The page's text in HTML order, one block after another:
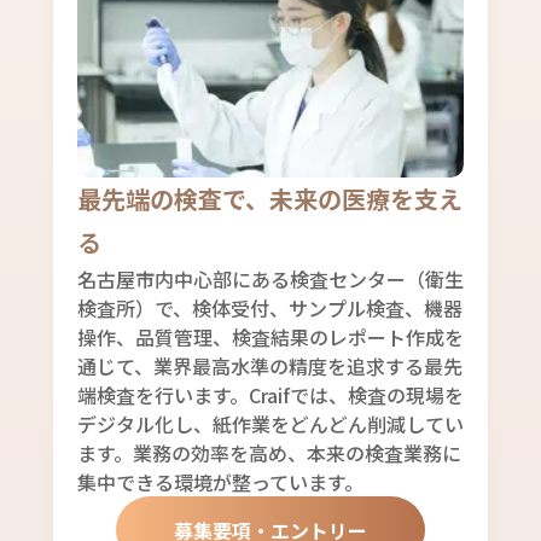
最先端の検査で、未来の医療を支え
る
名古屋市内中心部にある検査センター（衛生
検査所）で、検体受付、サンプル検査、機器
操作、品質管理、検査結果のレポート作成を
通じて、業界最高水準の精度を追求する最先
端検査を行います。Craifでは、検査の現場を
デジタル化し、紙作業をどんどん削減してい
ます。業務の効率を高め、本来の検査業務に
集中できる環境が整っています。
募集要項・エントリー